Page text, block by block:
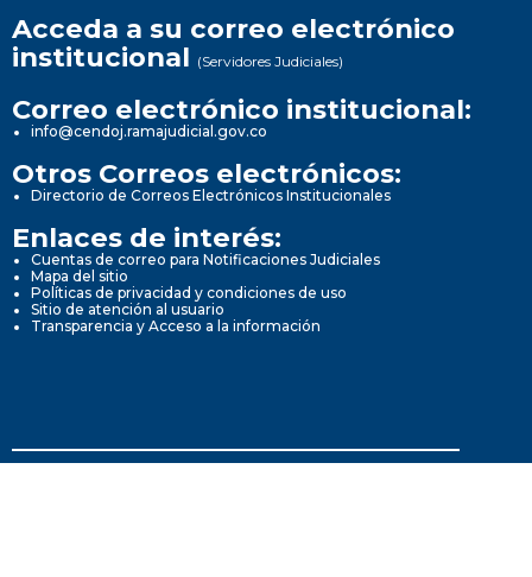
Acceda a su correo electrónico
institucional (Servidores Judiciales)
Correo electrónico institucional:
info@cendoj.ramajudicial.gov.co
Otros Correos electrónicos:
Directorio de Correos Electrónicos Institucionales
Enlaces de interés:
Cuentas de correo para Notificaciones Judiciales
Mapa del sitio
Políticas de privacidad y condiciones de uso
Sitio de atención al usuario
Transparencia y Acceso a la información